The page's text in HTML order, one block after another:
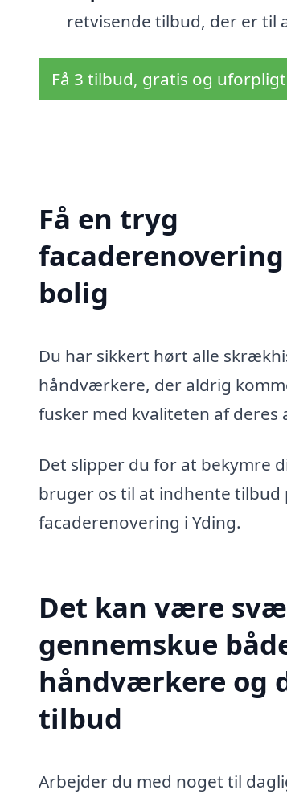
retvisende tilbud, der er til
Få 3 tilbud, gratis og
Få en tryg
bolig
Du har sikkert hørt alle
håndværkere, der aldrig
fusker med kvaliteten af deres
Det slipper du for at bekymre
bruger os til at indhente tilbud
facaderenovering i Yding.
Det kan være
gennemskue
håndværkere og
tilbud
Arbejder du med noget til